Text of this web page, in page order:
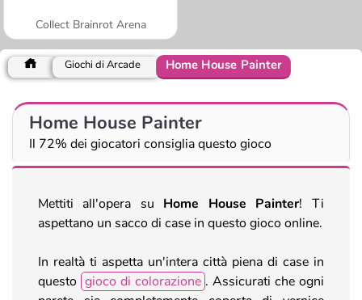
Collect Brainrot Arena
Giochi di Arcade Home House Painter
Home House Painter
Il 72% dei giocatori consiglia questo gioco
Mettiti all'opera su Home House Painter! Ti
aspettano un sacco di case in questo gioco online.
In realtà ti aspetta un'intera città piena di case in
questo gioco di colorazione . Assicurati che ogni